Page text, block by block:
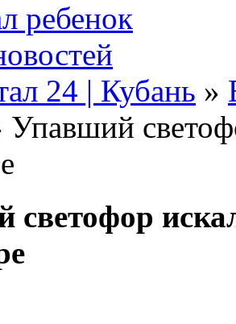
ребенок
24 | Кубань »
Упавший
светофор